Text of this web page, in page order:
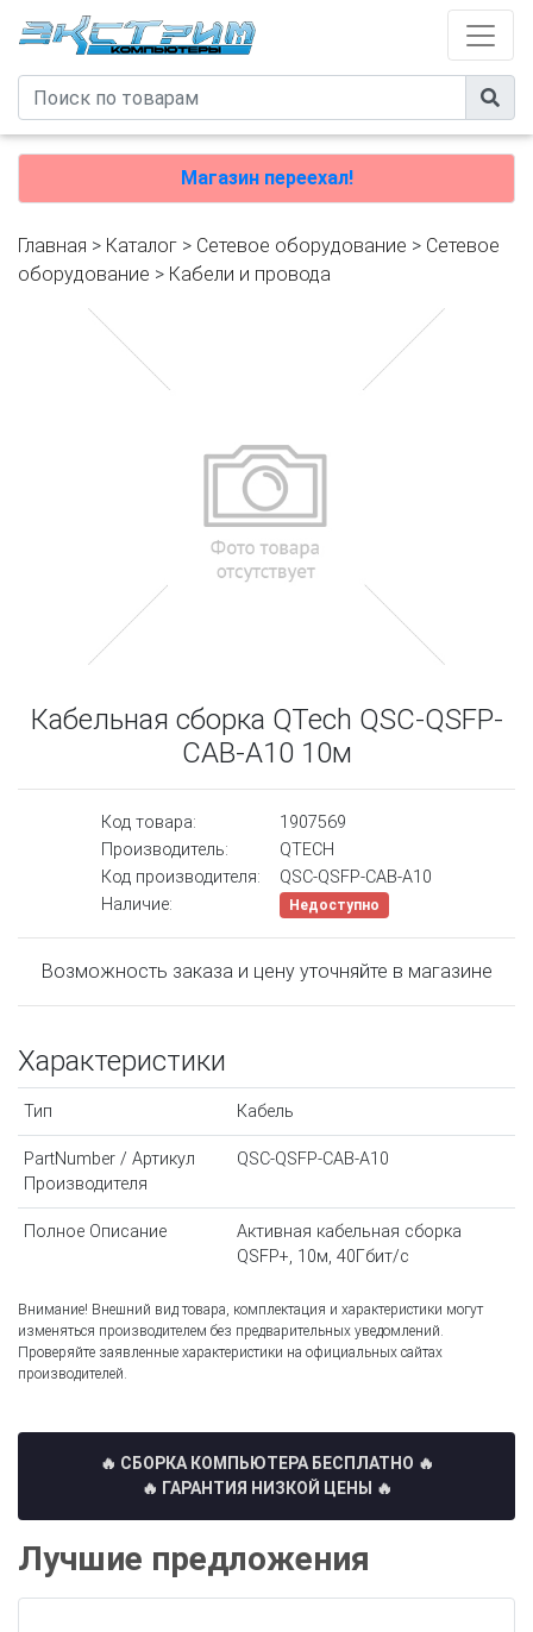
Магазин переехал!
Главная > Каталог > Сетевое оборудование > Cетевое
оборудование > Кабели и провода
Кабельная сборка QTech QSC-QSFP-
CAB-А10 10м
Код товара:
1907569
Производитель:
QTECH
Код производителя:
QSC-QSFP-CAB-А10
Наличие:
Недоступно
Возможность заказа и цену уточняйте в магазине
Характеристики
Тип Кабель
PartNumber / Артикул
Производителя
QSC-QSFP-CAB-А10
Полное Описание
Активная кабельная сборка
QSFP+, 10м, 40Гбит/c
Внимание! Внешний вид товара, комплектация и характеристики могут
изменяться производителем без предварительных уведомлений.
Проверяйте заявленные характеристики на официальных сайтах
производителей.
🔥 СБОРКА КОМПЬЮТЕРА БЕСПЛАТНО 🔥
🔥 ГАРАНТИЯ НИЗКОЙ ЦЕНЫ 🔥
Лучшие предложения